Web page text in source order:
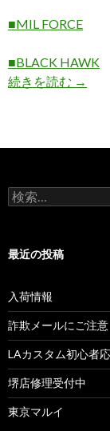
■MIL FORCE
■BLACK HAWK
続きを読む 海外
→
検
索
最近の投稿
入荷情報
詐欺メールにご注意
LAカスタム初心者
堺店修理受付中
東京マルイ